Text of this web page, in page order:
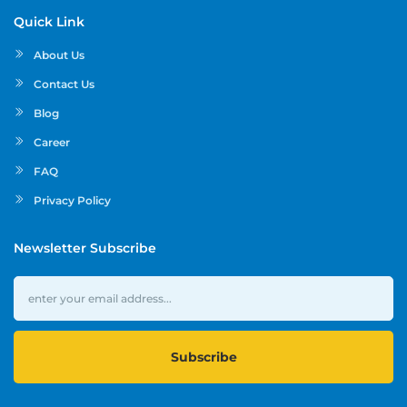
Quick Link
About Us
Contact Us
Blog
Career
FAQ
Privacy Policy
Newsletter Subscribe
Subscribe